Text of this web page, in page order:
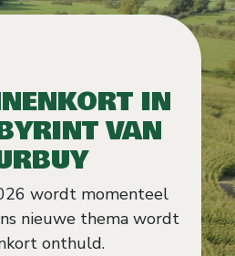
IN
VAN
wordt momenteel
nieuwe thema wordt
onthuld.